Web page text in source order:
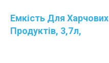
Емкість Для Харчових
Продуктів, 3,7л,